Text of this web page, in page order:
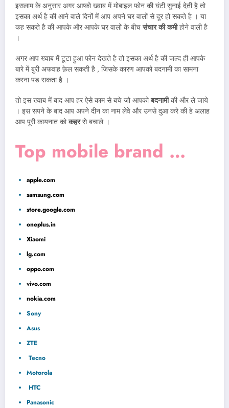
इसलाम के अनुसार अगर आप्को ख्वाब में मोबाइल फोन की घंटी सुनाई देती है तो
इसका अर्थ है की आने वाले दिनों में आप अपने घर वालों से दूर हो सकते है । या
कह सकते है की आपके और आपके घर वालों के बीचसंचार की कमीहोने वाली है
।
अगर आप ख्वाब में टूटा हुआ फोन देखते है तो इसका अर्थ है की जल्द ही आपके
बारे में बुरी अफवाह फ़ेल सकती है , जिसके कारण आपको बदनामी का सामना
करना पड सकता है ।
तो इस ख्वाब में बाद आप हर ऐसे काम से बचे जो आपकोबदनामीकी और ले जाये
। इस सपने के बाद आप अपने दीन का नाम लेवे और उनसे दुआ करे की हे अलाह
आप पूरी कायनात कोकहरसे बचाले ।
Top mobile brand …
apple.com
samsung.com
store.google.com
oneplus.in
Xiaomi
lg.com
oppo.com
vivo.com
nokia.com
Sony
Asus
ZTE
Tecno
Motorola
HTC
Panasonic